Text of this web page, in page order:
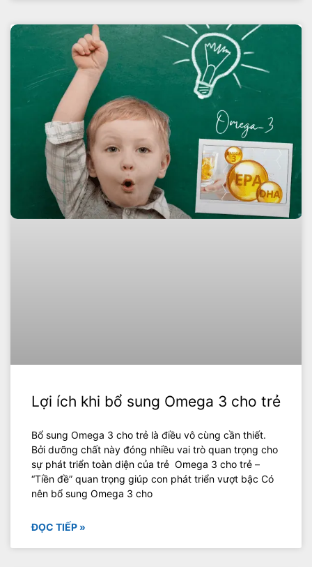
Lợi ích khi bổ sung Omega 3 cho trẻ
Bổ sung Omega 3 cho trẻ là điều vô cùng cần thiết.
Bởi dưỡng chất này đóng nhiều vai trò quan trọng cho
sự phát triển toàn diện của trẻ Omega 3 cho trẻ –
“Tiền đề” quan trọng giúp con phát triển vượt bậc Có
nên bổ sung Omega 3 cho
ĐỌC TIẾP »